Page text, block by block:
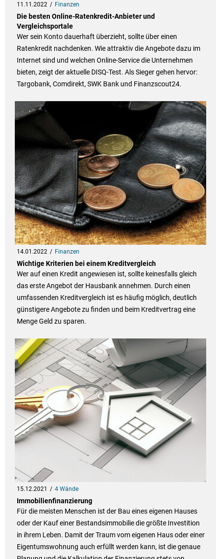
11.11.2022 Finanzen
Die besten Online-Ratenkredit-Anbieter und
Vergleichsportale
Wer sein Konto dauerhaft überzieht, sollte über einen
Ratenkredit nachdenken. Wie attraktiv die Angebote dazu im
Internet sind und welchen Online-Service die Unternehmen
bieten, zeigt der aktuelle DISQ-Test. Als Sieger gehen hervor:
Targobank, Comdirekt, SWK Bank und Finanzscout24.
14.01.2022 Finanzen
Wichtige Kriterien bei einem Kreditvergleich
Wer auf einen Kredit angewiesen ist, sollte keinesfalls gleich
das erste Angebot der Hausbank annehmen. Durch einen
umfassenden Kreditvergleich ist es häufig möglich, deutlich
günstigere Angebote zu finden und beim Kreditvertrag eine
Menge Geld zu sparen.
15.12.2021 4 Wände
Immobilienfinanzierung
Für die meisten Menschen ist der Bau eines eigenen Hauses
oder der Kauf einer Bestandsimmobilie die größte Investition
in ihrem Leben. Damit der Traum vom eigenen Haus oder einer
Eigentumswohnung auch erfüllt werden kann, ist die genaue